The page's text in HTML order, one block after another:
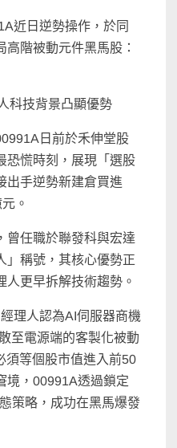
近日逆勢操作，於同
階被動元件黑馬股：
科技背景凸顯優勢
日前於禾伸堂股
恐慌時刻，展現「選股
出手逆勢新建倉買進
。
曾任職於聯發科與宏達
」稱號，其核心優勢正
人更早拆解技術趨勢。
理人認為AI伺服器商機
至電源端的客製化被動
須等個股市值進入前50
境，00991A透過鎖定
策略，成功在黑馬爆發